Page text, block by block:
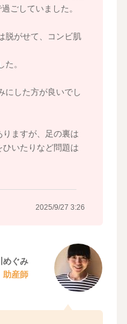
ごしていました。
脱がせて、コンビ肌
。
にした方が良いでし
ますが、足の裏は
いたりなど問題は
2025/9/27 3:26
めぐみ
助産師